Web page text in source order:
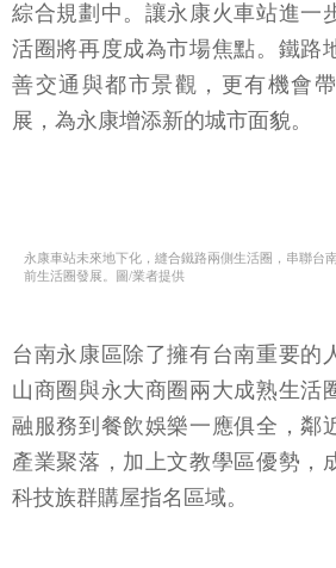
綜合規劃中。讓永康火車站進一
活圈將再度成為市場焦點。鐵路
善交通與都市景觀，更有機會
展，為永康增添新的城市面貌。
永康車站未來地下化，縫合鐵路兩側生活圈，串聯台
前生活圈發展。圖/業者提供
台南永康區除了擁有台南重要的
山商圈與永大商圈兩大成熟生活
融服務到餐飲娛樂一應俱全，鄰
產業聚落，加上文教學區優勢，
科技族群購屋指名區域。